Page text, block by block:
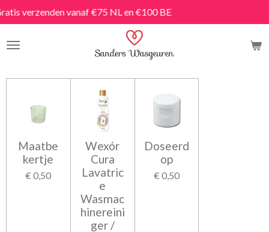
Ga
direct
naar
€75 NL en €100 BE
Maatbe
kertje
€ 0,50
Wexór
Cura
Lavatric
e
Wasmac
hinereini
ger /
Doseerd
op
€ 0,50